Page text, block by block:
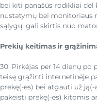
bei kiti panašūs rodikliai
nustatymų bei monitoriaus
sąlygų, gali skirtis nuo
Prekių keitimas ir
30. Pirkėjas per 14 dienų
teisę grąžinti internetinėje
prekę(-es) bei atgauti už
pakeisti prekę(-es) kitomis